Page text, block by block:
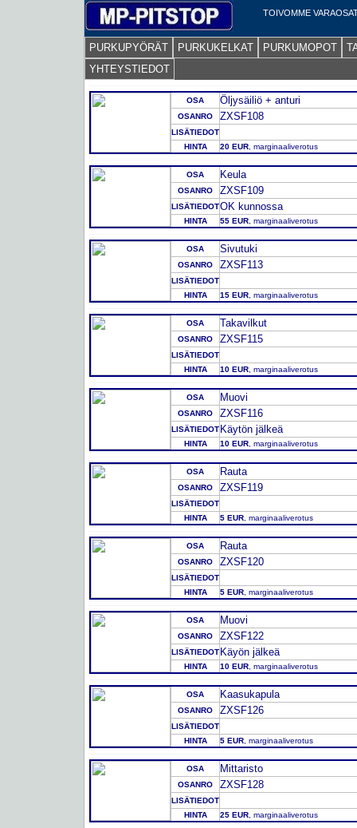
TOIVOMME
PURKUPYÖRÄT PURKUKELKAT PURKUMOPOT
YHTEYSTIEDOT
OSA Öljysäiliö + anturi
OSANRO ZXSF108
LISÄTIEDOT
HINTA
20 EUR , marginaaliverotus
OSA Keula
OSANRO ZXSF109
LISÄTIEDOTOK kunnossa
HINTA 55 EUR , marginaaliverotus
OSA Sivutuki
OSANRO ZXSF113
LISÄTIEDOT
HINTA
15 EUR , marginaaliverotus
OSA Takavilkut
OSANRO ZXSF115
LISÄTIEDOT
HINTA
10 EUR , marginaaliverotus
OSA Muovi
OSANRO ZXSF116
LISÄTIEDOT Käytön jälkeä
HINTA 10 EUR , marginaaliverotus
OSA Rauta
OSANRO ZXSF119
LISÄTIEDOT
HINTA
5 EUR , marginaaliverotus
OSA Rauta
OSANRO ZXSF120
LISÄTIEDOT
HINTA
5 EUR , marginaaliverotus
OSA Muovi
OSANRO ZXSF122
LISÄTIEDOT Käyön jälkeä
HINTA 10 EUR , marginaaliverotus
OSA Kaasukapula
OSANRO ZXSF126
LISÄTIEDOT
HINTA
5 EUR , marginaaliverotus
OSA Mittaristo
OSANRO ZXSF128
LISÄTIEDOT
HINTA
25 EUR , marginaaliverotus